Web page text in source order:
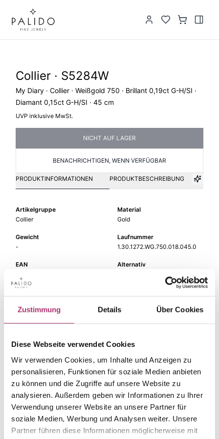
Zustimmung Details Über Cookies
Diese Webseite verwendet Cookies
Wir verwenden Cookies, um Inhalte und Anzeigen zu
personalisieren, Funktionen für soziale Medien anbieten
zu können und die Zugriffe auf unsere Website zu
analysieren. Außerdem geben wir Informationen zu Ihrer
Verwendung unserer Website an unsere Partner für
soziale Medien, Werbung und Analysen weiter. Unsere
Partner führen diese Informationen möglicherweise mit
Collier · S5284W
My Diary · Collier · Weißgold 750 · Brillant 0,19ct G-H/SI ·
Diamant 0,15ct G-H/SI · 45 cm
UVP inklusive MwSt.
NICHT AUF LAGER
BENACHRICHTIGEN, WENN VERFÜGBAR
PRODUKTINFORMATIONEN PRODUKTBESCHREIBUNG
Artikelgruppe
Collier
Material
Gold
Gewicht
-
Laufnummer
1.30.1272.WG.750.018.045.0
EAN
Alternativ
Steinfarbe
weiß
Steinart
Diamant
Stein
Brill.